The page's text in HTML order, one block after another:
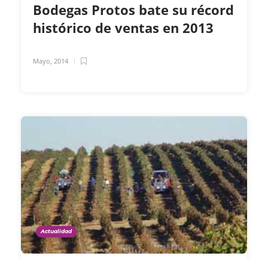
Bodegas Protos bate su récord
histórico de ventas en 2013
Mayo, 2014
Actualidad